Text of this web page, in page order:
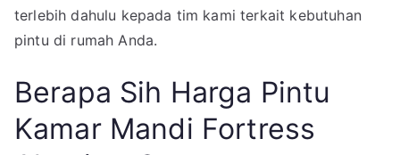
terlebih dahulu kepada tim kami terkait kebutuhan
pintu di rumah Anda.
Berapa Sih Harga Pintu
Kamar Mandi Fortress